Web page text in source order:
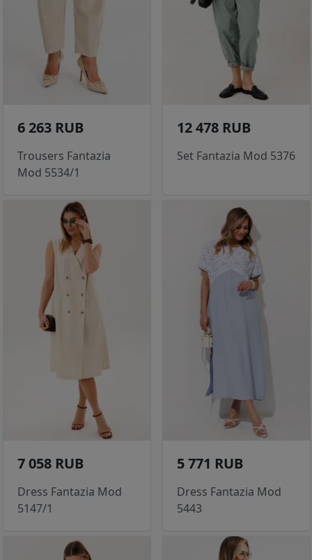
6 263 RUB
Trousers Fantazia
Mod 5534/1
12 478 RUB
Set Fantazia Mod 5376
7 058 RUB
Dress Fantazia Mod
5147/1
5 771 RUB
Dress Fantazia Mod
5443